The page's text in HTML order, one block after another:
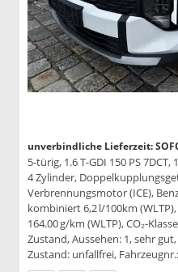
unverbindliche Lieferzeit:
5-türig, 1.6 T-GDI 150 PS 7DCT,
4 Zylinder,
Verbrennungsmotor (ICE),
kombiniert 6,2 l/100km
164.00 g/km (WLTP), CO₂-
Zustand, Aussehen: 1, sehr
Zustand: unfallfrei,